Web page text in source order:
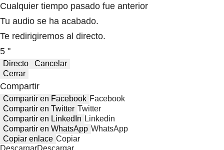
Cualquier tiempo pasado fue anterior
Tu audio se ha acabado.
Te redirigiremos al directo.
5 "
Directo
Cancelar
Cerrar
Compartir
Compartir en Facebook Facebook
Compartir en Twitter Twitter
Compartir en LinkedIn Linkedin
Compartir en WhatsApp WhatsApp
Copiar enlace Copiar
DescargarDescargar